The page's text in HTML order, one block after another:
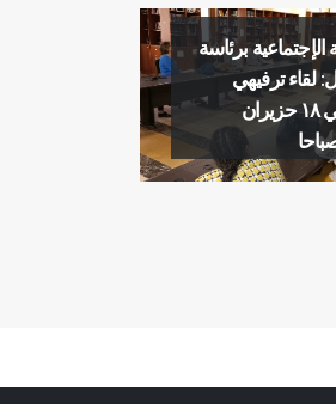
الإجتماعية برئاسة
لقاء ترفيهي
للمحامين في ١٨ حزيران